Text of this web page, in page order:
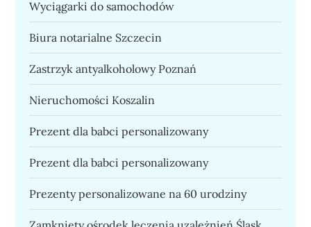
Wyciągarki do samochodów
Biura notarialne Szczecin
Zastrzyk antyalkoholowy Poznań
Nieruchomości Koszalin
Prezent dla babci personalizowany
Prezent dla babci personalizowany
Prezenty personalizowane na 60 urodziny